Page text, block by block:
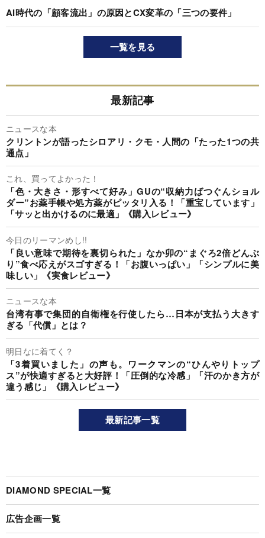
AI時代の「顧客流出」の原因とCX変革の「三つの要件」
一覧を見る
最新記事
ニュースな本
クリントンが語ったシロアリ・クモ・人間の「たった1つの共
通点」
これ、買ってよかった！
「色・大きさ・形すべて好み」GUの“収納力ばつぐんショル
ダー”お薬手帳や処方薬がピッタリ入る！「重宝しています」
「サッと出かけるのに最適」《購入レビュー》
今日のリーマンめし!!
「良い意味で期待を裏切られた」なか卯の“まぐろ2倍どんぶ
り”食べ応えがスゴすぎる！「お腹いっぱい」「シンプルに美
味しい」《実食レビュー》
ニュースな本
台湾有事で集団的自衛権を行使したら…日本が支払う大きす
ぎる「代償」とは？
明日なに着てく？
「3着買いました」の声も。ワークマンの“ひんやりトップ
ス”が快適すぎると大好評！「圧倒的な冷感」「汗のかき方が
違う感じ」《購入レビュー》
最新記事一覧
DIAMOND SPECIAL一覧
広告企画一覧